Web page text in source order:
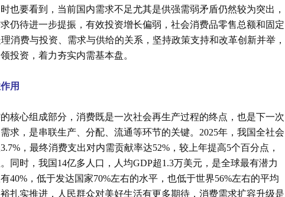
也要看到，当前国内需求不足尤其是供强需弱矛盾仍然较为突出，
仍待进一步提振，有效投资增长偏弱，社会消费品零售总额和固定
消费与投资、需求与供给的关系，坚持政策支持和改革创新并举，
投资，着力夯实内需基本盘。
用
核心组成部分，消费既是一次社会再生产过程的终点，也是下一次
求，是串联生产、分配、流通等环节的关键。2025年，我国全社会
，最终消费支出对内需贡献率达52%，较上年提高5个百分点，
同时，我国14亿多人口，人均GDP超1.3万美元，是全球最有潜力
40%，低于发达国家70%左右的水平，也低于世界56%左右的平均
扎实推进，人民群众对美好生活有更多期待，消费需求扩容升级是